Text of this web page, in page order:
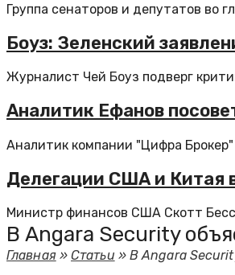
Группа сенаторов и депутатов во
Боуз: Зеленский
Журналист Чей Боуз подверг
Аналитик Ефанов
Аналитик компании "Цифра
Делегации США и Китая
Министр финансов США Скотт
В Angara Security
Главная»Статьи » В Angara